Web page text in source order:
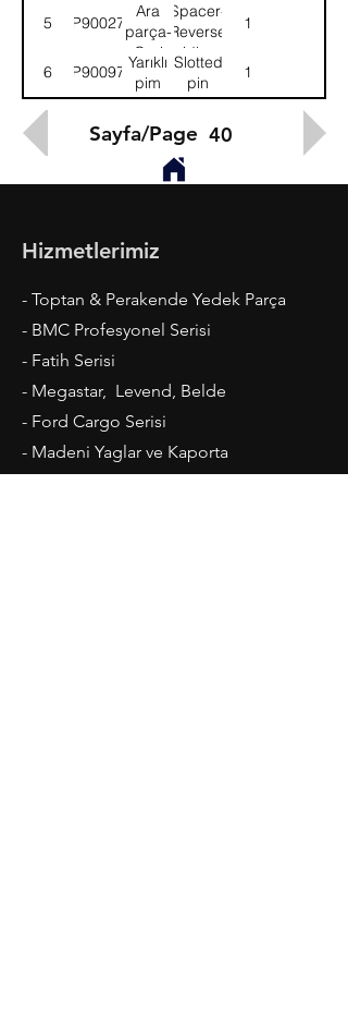
5 9P900278
Ara
parça-
Geri
vit.avara
dişli
Spacer-
Reverse
idler
gear
1
6 9P900978
Yarıklı
pim
Slotted
pin
1
Sayfa/Page 40
Hizmetlerimiz
- Toptan & Perakende Yedek Parça
- BMC Profesyonel Serisi
- Fatih Serisi
- Megastar, Levend, Belde
- Ford Cargo Serisi
- Madeni Yaglar ve Kaporta